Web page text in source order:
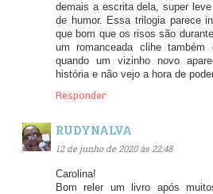
demais a escrita dela, super
de humor. Essa trilogia parece
que bom que os risos são
um romanceada clihe
quando um vizinho novo
história e não vejo a hora de
Responder
RUDYNALVA
12 de junho de 2020 às 22:48
Carolina!
Bom reler um livro após